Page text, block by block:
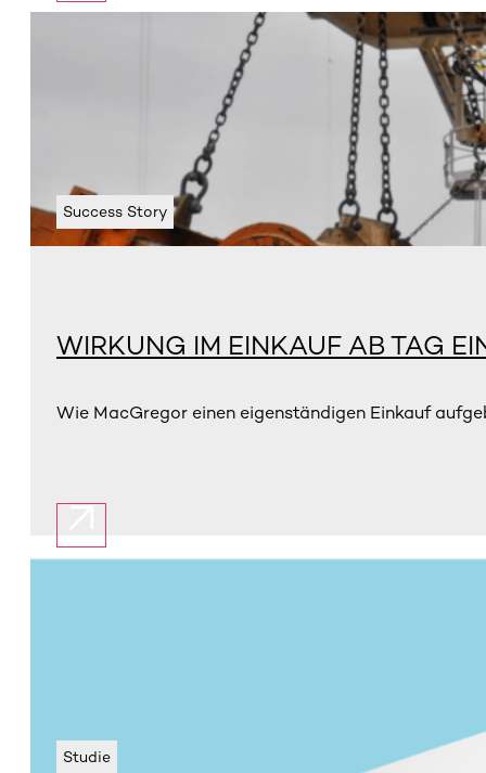
Success Story
WIRKUNG IM EINKAUF AB TAG
Wie MacGregor einen eigenständigen Einkauf
Studie